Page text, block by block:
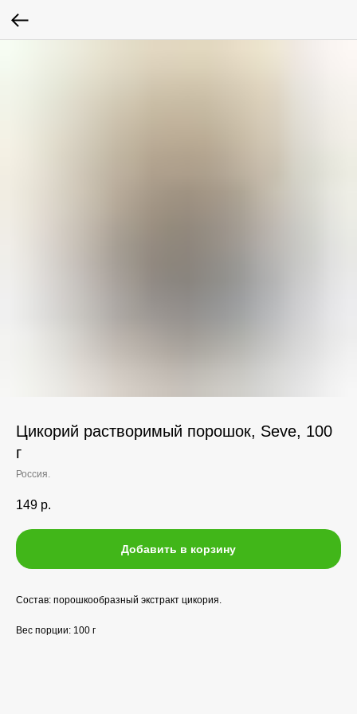
Цикорий растворимый порошок, Seve, 100
г
Россия.
149 р.
Добавить в корзину
Состав: порошкообразный экстракт цикория.
Вес порции: 100 г